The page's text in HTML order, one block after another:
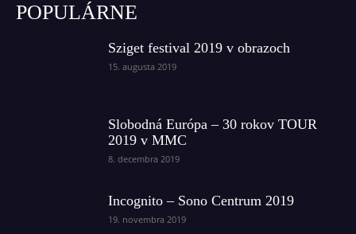
POPULÁRNE
Sziget festival 2019 v obrazoch
15. augusta 2019
Slobodná Európa – 30 rokov TOUR
2019 v MMC
8. decembra 2019
Incognito – Sono Centrum 2019
19. novembra 2019